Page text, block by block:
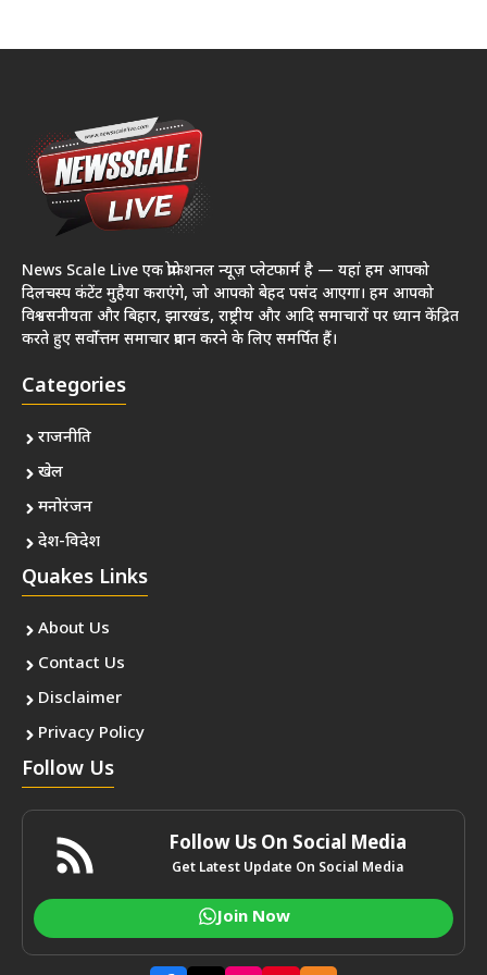
News Scale Live एक प्रोफेशनल न्यूज़ प्लेटफार्म है — यहां हम आपको
दिलचस्प कंटेंट मुहैया कराएंगे, जो आपको बेहद पसंद आएगा। हम आपको
विश्वसनीयता और बिहार, झारखंड, राष्ट्रीय और आदि समाचारों पर ध्यान केंद्रित
करते हुए सर्वोत्तम समाचार प्रदान करने के लिए समर्पित हैं।
Categories
राजनीति
खेल
मनोरंजन
देश-विदेश
Quakes Links
About Us
Contact Us
Disclaimer
Privacy Policy
Follow Us
Follow Us On Social Media
Get Latest Update On Social Media
Join Now